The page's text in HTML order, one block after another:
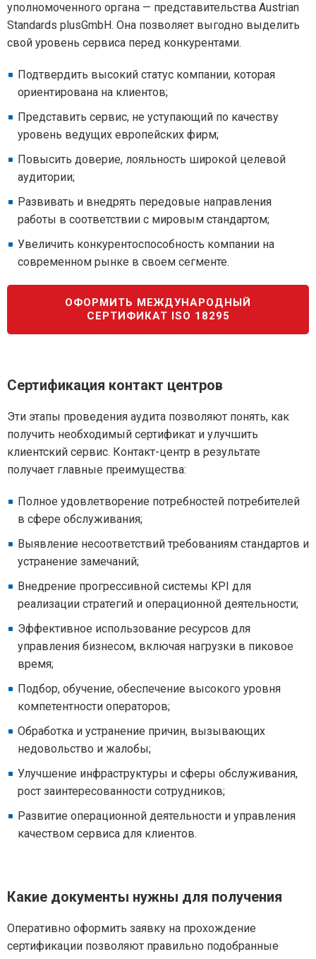
уполномоченного органа — представительства Austrian
Standards plusGmbH. Она позволяет выгодно выделить
свой уровень сервиса перед конкурентами.
Подтвердить высокий статус компании, которая
ориентирована на клиентов;
Представить сервис, не уступающий по качеству
уровень ведущих европейских фирм;
Повысить доверие, лояльность широкой целевой
аудитории;
Развивать и внедрять передовые направления
работы в соответствии с мировым стандартом;
Увеличить конкурентоспособность компании на
современном рынке в своем сегменте.
ОФОРМИТЬ МЕЖДУНАРОДНЫЙ
СЕРТИФИКАТ ISO 18295
Сертификация контакт центров
Эти этапы проведения аудита позволяют понять, как
получить необходимый сертификат и улучшить
клиентский сервис. Контакт-центр в результате
получает главные преимущества:
Полное удовлетворение потребностей потребителей
в сфере обслуживания;
Выявление несоответствий требованиям стандартов и
устранение замечаний;
Внедрение прогрессивной системы KPI для
реализации стратегий и операционной деятельности;
Эффективное использование ресурсов для
управления бизнесом, включая нагрузки в пиковое
время;
Подбор, обучение, обеспечение высокого уровня
компетентности операторов;
Обработка и устранение причин, вызывающих
недовольство и жалобы;
Улучшение инфраструктуры и сферы обслуживания,
рост заинтересованности сотрудников;
Развитие операционной деятельности и управления
качеством сервиса для клиентов.
Какие документы нужны для получения
Оперативно оформить заявку на прохождение
сертификации позволяют правильно подобранные